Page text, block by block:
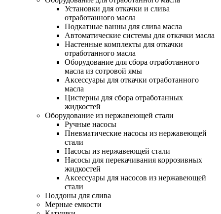
Установки для откачки и слива
отработанного масла
Подкатные ванны для слива масла
Автоматические системы для откачки масла
Настенные комплекты для откачки
отработанного масла
Оборудование для сбора отработанного
масла из сотровой ямы
Аксессуары для откачки отработанного
масла
Цистерны для сбора отработанных
жидкостей
Оборудование из нержавеющей стали
Ручные насосы
Пневматические насосы из нержавеющей
стали
Насосы из нержавеющей стали
Насосы для перекачивания коррозивных
жидкостей
Аксессуары для насосов из нержавеющей
стали
Поддоны для слива
Мерные емкости